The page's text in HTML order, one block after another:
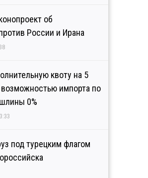
об
России и Ирана
квоту на 5
импорта по
0%
под турецким флагом